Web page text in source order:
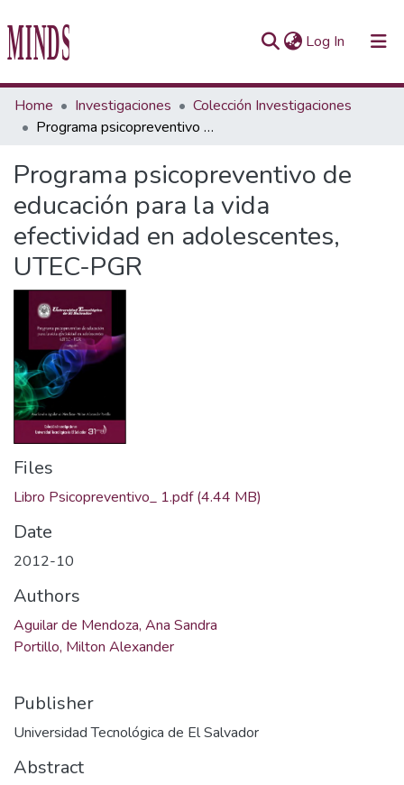
Log In (current)
Communities & Collections
All of Repository UTEC
Statistics
Home Investigaciones
Colección Investigaciones
Programa psicopreventivo de educación para la vida efectividad en adolescentes, UTEC-PGR
Programa psicopreventivo de
educación para la vida
efectividad en adolescentes,
UTEC-PGR
Files
Libro Psicopreventivo_ 1.pdf(4.44 MB)
Date
2012-10
Authors
Aguilar de Mendoza, Ana Sandra
Portillo, Milton Alexander
Publisher
Universidad Tecnológica de El Salvador
Abstract